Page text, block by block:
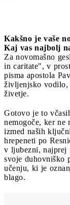
Kakšno je vaše
Kaj vas najbolj
Za novomašno
in caritate", v
pisma apostola
življenjsko vodilo,
živetje.
Gotovo je to
nemogoče, ker ne
izmed naših
hrepeneti po
v ljubezni, najprej
svoje duhovniško
učenju, ki je
blago.